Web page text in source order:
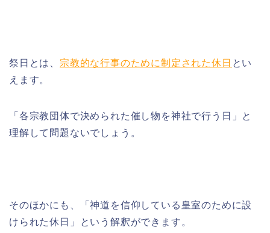
祭日とは、 宗教的な行事のために制定された休日 とい
えます。
「各宗教団体で決められた催し物を神社で行う日」と
理解して問題ないでしょう。
そのほかにも、「神道を信仰している皇室のために設
けられた休日」という解釈ができます。